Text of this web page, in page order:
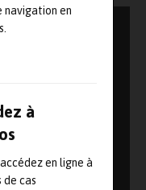
navigation en
à
en ligne à
de cas